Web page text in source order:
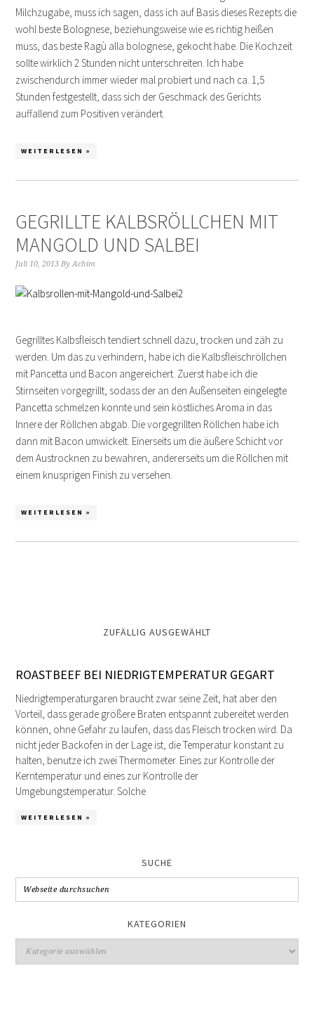
Milchzugabe, muss ich sagen, dass ich auf Basis dieses Rezepts die
wohl beste Bolognese, beziehungsweise wie es richtig heißen
muss, das beste Ragù alla bolognese, gekocht habe. Die Kochzeit
sollte wirklich 2 Stunden nicht unterschreiten. Ich habe
zwischendurch immer wieder mal probiert und nach ca. 1,5
Stunden festgestellt, dass sich der Geschmack des Gerichts
auffallend zum Positiven verändert.
WEITERLESEN »
GEGRILLTE KALBSRÖLLCHEN MIT
MANGOLD UND SALBEI
Juli 10, 2013 ByAchim
Gegrilltes Kalbsfleisch tendiert schnell dazu, trocken und zäh zu
werden. Um das zu verhindern, habe ich die Kalbsfleischröllchen
mit Pancetta und Bacon angereichert. Zuerst habe ich die
Stirnseiten vorgegrillt, sodass der an den Außenseiten eingelegte
Pancetta schmelzen konnte und sein köstliches Aroma in das
Innere der Röllchen abgab. Die vorgegrillten Röllchen habe ich
dann mit Bacon umwickelt. Einerseits um die äußere Schicht vor
dem Austrocknen zu bewahren, andererseits um die Röllchen mit
einem knusprigen Finish zu versehen.
WEITERLESEN »
ZUFÄLLIG AUSGEWÄHLT
ROASTBEEF BEI NIEDRIGTEMPERATUR GEGART
Niedrigtemperaturgaren braucht zwar seine Zeit, hat aber den
Vorteil, dass gerade größere Braten entspannt zubereitet werden
können, ohne Gefahr zu laufen, dass das Fleisch trocken wird. Da
nicht jeder Backofen in der Lage ist, die Temperatur konstant zu
halten, benutze ich zwei Thermometer. Eines zur Kontrolle der
Kerntemperatur und eines zur Kontrolle der
Umgebungstemperatur. Solche
WEITERLESEN »
SUCHE
KATEGORIEN
Kategorien